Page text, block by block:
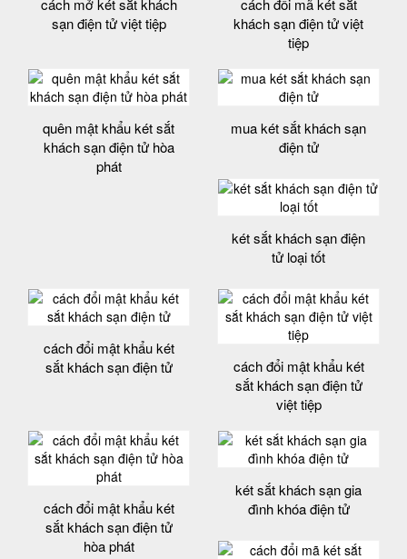
cách mở két sắt khách
sạn điện tử việt tiệp
cách đổi mã két sắt
khách sạn điện tử việt
tiệp
quên mật khẩu két sắt
khách sạn điện tử hòa
phát
mua két sắt khách sạn
điện tử
két sắt khách sạn điện
tử loại tốt
cách đổi mật khẩu két
sắt khách sạn điện tử
cách đổi mật khẩu két
sắt khách sạn điện tử
việt tiệp
cách đổi mật khẩu két
sắt khách sạn điện tử
hòa phát
két sắt khách sạn gia
đình khóa điện tử